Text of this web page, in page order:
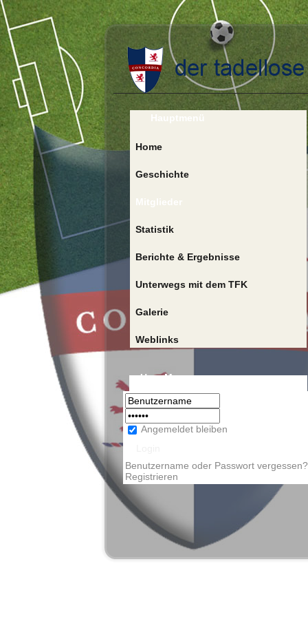
Hauptmenü
Home
Geschichte
Mitglieder
Statistik
Berichte & Ergebnisse
Unterwegs mit dem TFK
Galerie
Weblinks
User Menu
Angemeldet bleiben
Benutzername oder Passwort vergessen?
Registrieren